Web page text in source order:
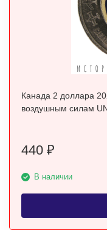
Канада 2 доллара
440 ₽
В наличии